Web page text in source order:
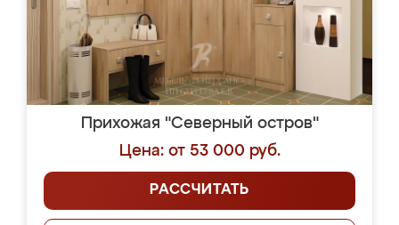
Прихожая "Северный остров"
Цена: от 53 000 руб.
РАССЧИТАТЬ